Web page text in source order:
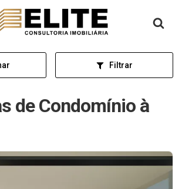
inicial
Filtrar
de Condomínio à